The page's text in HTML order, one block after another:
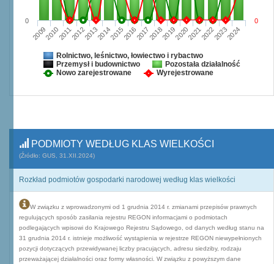
2009201020112012201320142015201620172018201920202021202220232024
0 0
Rolnictwo, leśnictwo, łowiectwo i rybactwo
Przemysł i budownictwo
Pozostała działalność
Nowo zarejestrowane
Wyrejestrowane
PODMIOTY WEDŁUG KLAS WIELKOŚCI
(Źródło: GUS, 31.XII.2024)
Rozkład podmiotów gospodarki narodowej według klas wielkości
W związku z wprowadzonymi od 1 grudnia 2014 r. zmianami przepisów prawnych
regulujących sposób zasilania rejestru REGON informacjami o podmiotach
podlegających wpisowi do Krajowego Rejestru Sądowego, od danych według stanu na
31 grudnia 2014 r. istnieje możliwość wystąpienia w rejestrze REGON niewypełnionych
pozycji dotyczących przewidywanej liczby pracujących, adresu siedziby, rodzaju
przeważającej działalności oraz formy własności. W związku z powyższym dane